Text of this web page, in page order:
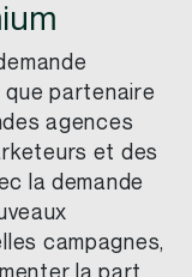
partenaire
agences
et des
la demande
campagnes,
la part